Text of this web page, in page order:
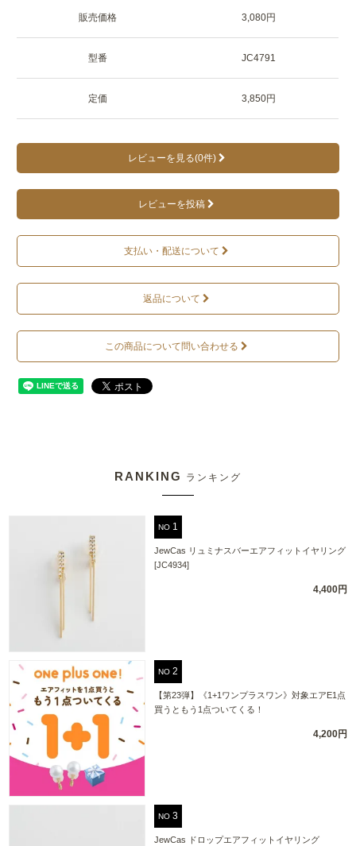
販売価格 3,080円
型番 JC4791
定価 3,850円
レビューを見る(0件)
レビューを投稿
支払い・配送について
返品について
この商品について問い合わせる
RANKING ランキング
NO
JewCas リュミナスバーエアフィットイヤリング
[JC4934]
4,400円
NO
【第23弾】《1+1ワンプラスワン》対象エアE1点
買うともう1点ついてくる！
4,200円
NO
JewCas ドロップエアフィットイヤリング